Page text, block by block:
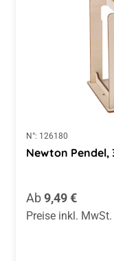
N°: 126180
Newton Pendel,
Regulärer Preis:
Ab9,49 €
Preise inkl.